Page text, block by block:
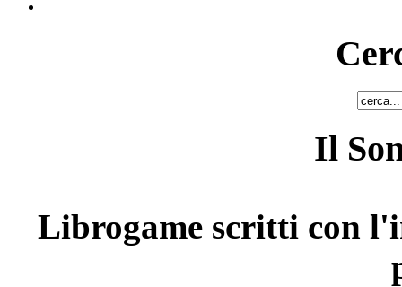
Il
Librogame scritti con